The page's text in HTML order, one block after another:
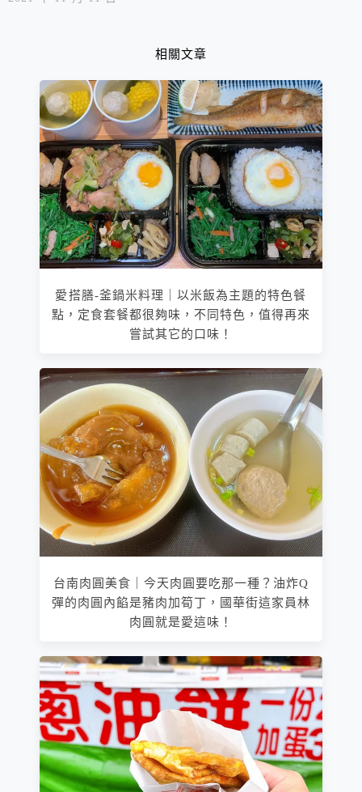
相關文章
愛搭膳-釜鍋米料理｜以米飯為主題的特色餐
點，定食套餐都很夠味，不同特色，值得再來
嘗試其它的口味！
台南肉圓美食｜今天肉圓要吃那一種？油炸Q
彈的肉圓內餡是豬肉加筍丁，國華街這家員林
肉圓就是愛這味！